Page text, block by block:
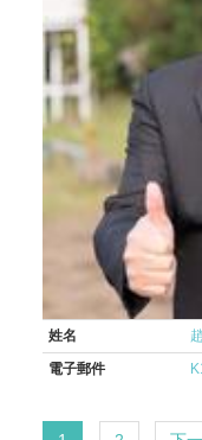
姓名
電子郵件